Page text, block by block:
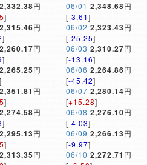
2,332.38円
]
2,315.46円
]
2,260.17円
]
2,265.25円
]
2,351.81 円
]
2,274.58円
]
2,295.13円
]
2,313.35円
06/01 2,348.68円
[-3.61]
06/02 2,323.43円
[-25.25]
06/03 2,310.27円
[-13.16]
06/06 2,264.86円
[-45.42]
06/07 2,280.14円
[+15.28]
06/08 2,276.10円
[-4.03]
06/09 2,266.13円
[-9.97]
06/10 2,272.71 円